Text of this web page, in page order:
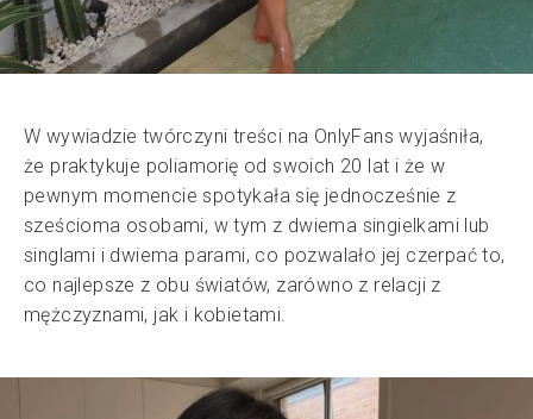
W wywiadzie twórczyni treści na OnlyFans wyjaśniła,
że praktykuje poliamorię od swoich 20 lat i że w
pewnym momencie spotykała się jednocześnie z
sześcioma osobami, w tym z dwiema singielkami lub
singlami i dwiema parami, co pozwalało jej czerpać to,
co najlepsze z obu światów, zarówno z relacji z
mężczyznami, jak i kobietami.